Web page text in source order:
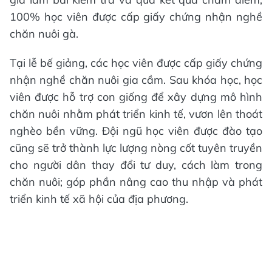
100% học viên được cấp giấy chứng nhận nghề
chăn nuôi gà.
Tại lễ bế giảng, các học viên được cấp giấy chứng
nhận nghề chăn nuôi gia cầm. Sau khóa học, học
viên được hỗ trợ con giống để xây dựng mô hình
chăn nuôi nhằm phát triển kinh tế, vươn lên thoát
nghèo bền vững. Đội ngũ học viên được đào tạo
cũng sẽ trở thành lực lượng nòng cốt tuyên truyền
cho người dân thay đổi tư duy, cách làm trong
chăn nuôi; góp phần nâng cao thu nhập và phát
triển kinh tế xã hội của địa phương.